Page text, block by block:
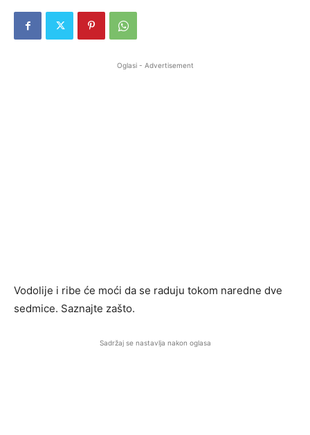
Oglasi - Advertisement
Vodolije i ribe će moći da se raduju tokom naredne dve
sedmice. Saznajte zašto.
Sadržaj se nastavlja nakon oglasa